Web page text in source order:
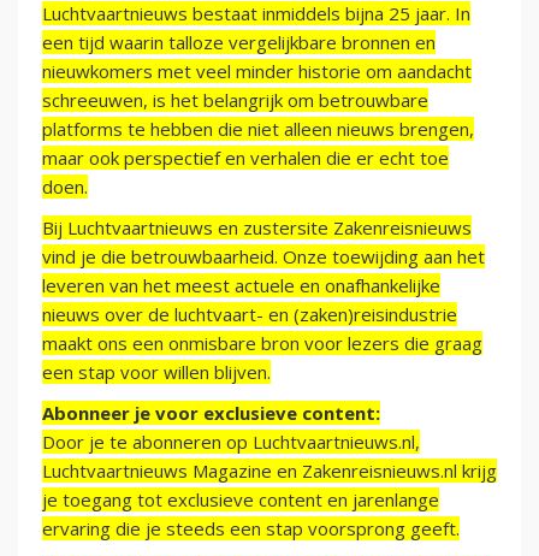
Luchtvaartnieuws bestaat inmiddels bijna 25 jaar. In
een tijd waarin talloze vergelijkbare bronnen en
nieuwkomers met veel minder historie om aandacht
schreeuwen, is het belangrijk om betrouwbare
platforms te hebben die niet alleen nieuws brengen,
maar ook perspectief en verhalen die er echt toe
doen.
Bij Luchtvaartnieuws en zustersite Zakenreisnieuws
vind je die betrouwbaarheid. Onze toewijding aan het
leveren van het meest actuele en onafhankelijke
nieuws over de luchtvaart- en (zaken)reisindustrie
maakt ons een onmisbare bron voor lezers die graag
een stap voor willen blijven.
Abonneer je voor exclusieve content:
Door je te abonneren op Luchtvaartnieuws.nl,
Luchtvaartnieuws Magazine en Zakenreisnieuws.nl krijg
je toegang tot exclusieve content en jarenlange
ervaring die je steeds een stap voorsprong geeft.